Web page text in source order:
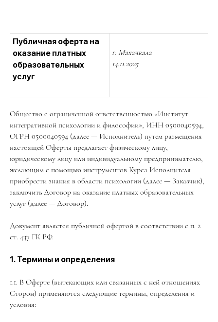
Публичная оферта на
оказание платных
образовательных
услуг
г. Махачкала
14.11.2025
Общество с ограниченной ответственностью «Институт
интегративной психологии и философии», ИНН 0500040594,
ОГРН 0500040594 (далее — Исполнитель) путем размещения
настоящей Оферты предлагает физическому лицу,
юридическому лицу или индивидуальному предпринимателю,
желающим с помощью инструментов Курса Исполнителя
приобрести знания в области психологии (далее — Заказчик),
заключить Договор на оказание платных образовательных
услуг (далее — Договор).
Документ является публичной офертой в соответствии с п. 2
ст. 437 ГК РФ.
1. Термины и определения
1.1. В Оферте (вытекающих или связанных с ней отношениях
Сторон) применяются следующие термины, определения и
условия: